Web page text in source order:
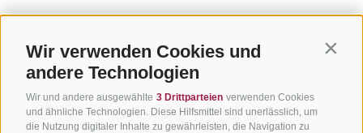
Wir verwenden Cookies und
andere Technologien
Wir und andere ausgewählte 3 Drittparteien verwenden Cookies
und ähnliche Technologien. Diese Hilfsmittel sind unerlässlich, um
die Nutzung digitaler Inhalte zu gewährleisten, die Navigation zu